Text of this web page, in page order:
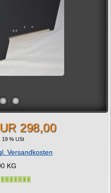
298,00
19 % USt
Versandkosten
KG